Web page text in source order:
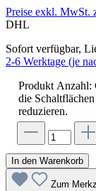
Preise exkl. MwSt.
DHL
Sofort verfügbar,
2-6 Werktage (je
Produkt Anzahl:
die
reduzieren.
In den Warenkorb
Zum